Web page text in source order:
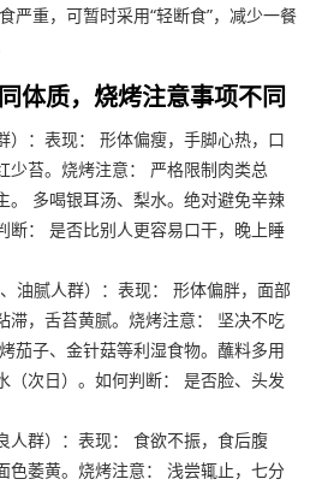
严重，可暂时采用“轻断食”，减少一餐
体质，烧烤注意事项不同
）：表现： 形体偏瘦，手脚心热，口
少苔。烧烤注意： 严格限制肉类总
。 多喝银耳汤、梨水。绝对避免辛辣
断： 是否比别人更容易口干，晚上睡
油腻人群）：表现： 形体偏胖，面部
滞，舌苔黄腻。烧烤注意： 坚决不吃
茄子、金针菇等利湿食物。蘸料多用
（次日）。如何判断： 是否脸、头发
人群）：表现： 食欲不振，食后腹
色萎黄。烧烤注意： 浅尝辄止，七分